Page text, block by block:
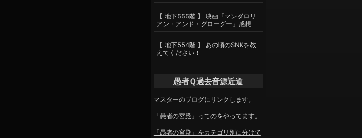
【 地下555階 】 映画「マンダロリ
アン・アンド・グローグー」感想
【 地下554階 】 あの頃のSNKを教
えてください！
愚者Ｑ過去音源近道
マスターのブログにリンクします。
「愚者の宮殿」ってのをやってます。
「愚者の宮殿」をカテゴリ別に分けて